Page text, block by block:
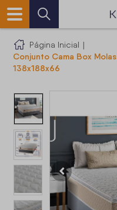
Página Inicial |
Conjunto Cama Box
138x188x66